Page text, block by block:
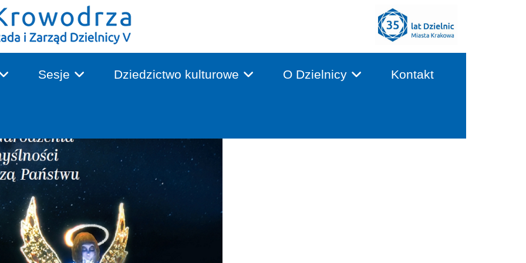
Sesje Dziedzictwo kulturowe O Dzielnicy Kontakt